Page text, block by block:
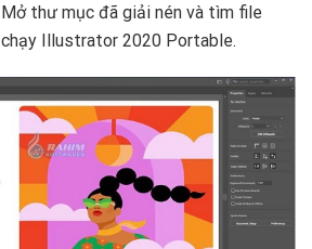
thư mục đã giải nén và tìm file
Illustrator 2020 Portable.